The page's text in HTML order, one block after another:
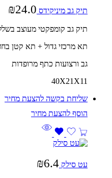
תיק גב מיניקידס ₪24.0
תיק גב קומפקטי מעוצב
תא מרכזי גדול + תא קטן
גב ורצועות כתף מרופדות
40X21X11
שליחת בקשה להצעת מחיר
עט סילק ₪6.4